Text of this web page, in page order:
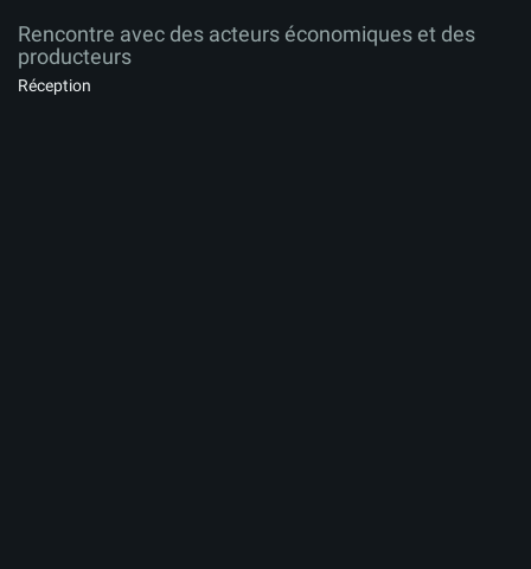
Rencontre avec des acteurs économiques et des
producteurs
Réception